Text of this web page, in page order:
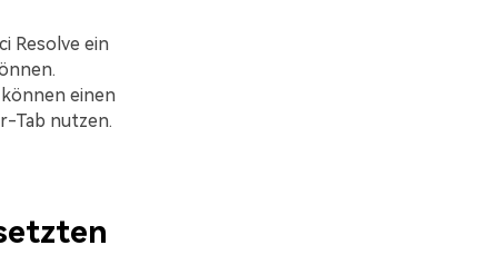
Resolve ein
einen
Tab nutzen.